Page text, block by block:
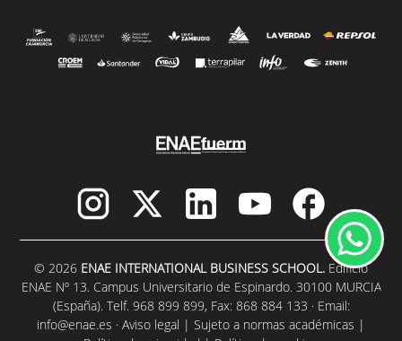
© 2026 ENAE INTERNATIONAL BUSINESS SCHOOL. Edificio
ENAE Nº 13. Campus Universitario de Espinardo. 30100 MURCIA
(España). Telf. 968 899 899, Fax: 868 884 133 · Email:
info@enae.es · Aviso legal | Sujeto a normas académicas |